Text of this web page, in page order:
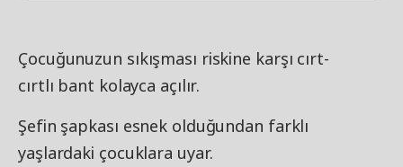
Çocuğunuzun sıkışması riskine karşı cırt-
cırtlı bant kolayca açılır.
Şefin şapkası esnek olduğundan farklı
yaşlardaki çocuklara uyar.